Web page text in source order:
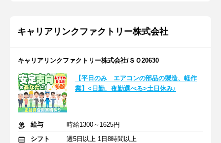
キャリアリンクファクトリー株式会社
キャリアリンクファクトリー株式会社/ＳＯ20630
【平日のみ エアコンの部品の製造、軽作
業】<日勤、夜勤選べる>土日休み♪
給与
時給1300～1625円
シフト
週5日以上 1日8時間以上